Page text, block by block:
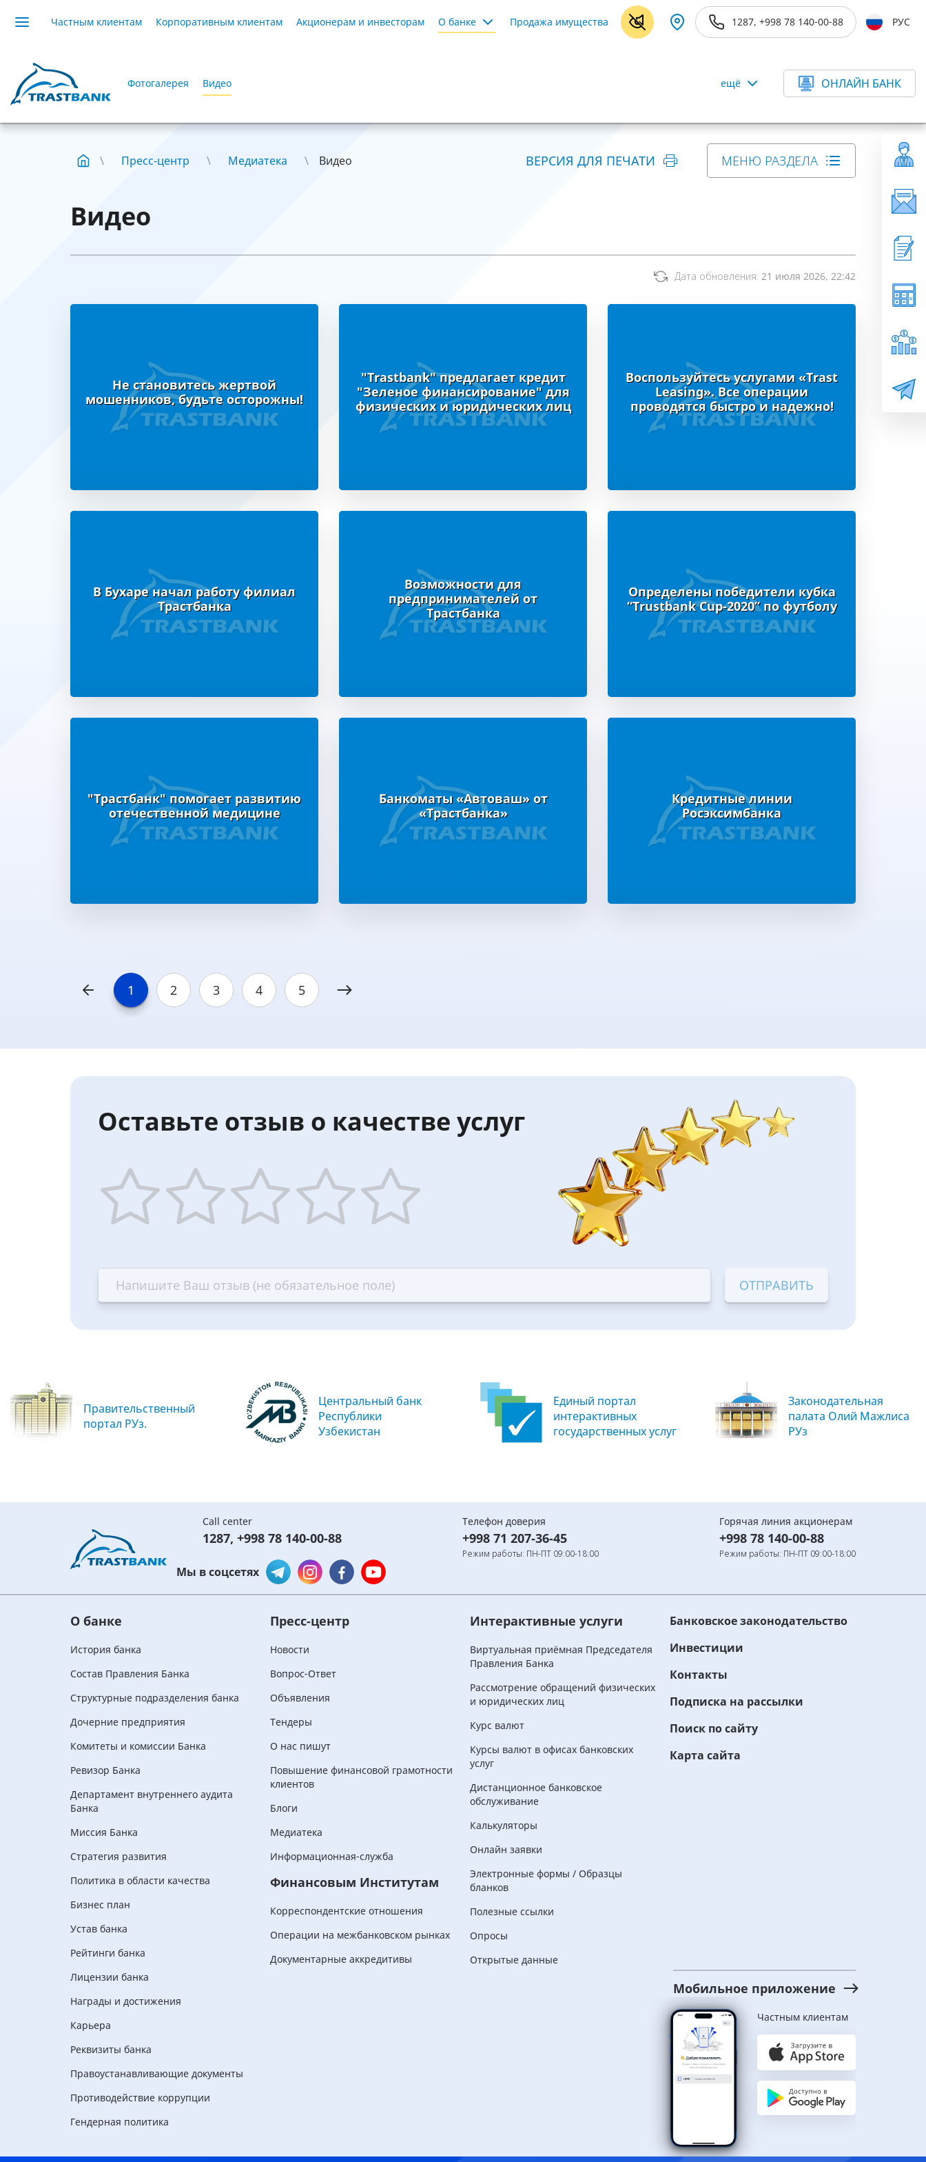
Частным клиентам Корпоративным клиентам Акционерам и инвесторам О банке Продажа имущества 1287, +998 78 140-00-88 РУС
Фотогалерея Видео ещё ОНЛАЙН БАНК
Пресс-центр Медиатека Видео ВЕРСИЯ ДЛЯ ПЕЧАТИ МЕНЮ РАЗДЕЛА
Видео
Дата обновления: 21 июля 2026, 22:42
Не становитесь жертвой
мошенников, будьте осторожны!
"Trastbank" предлагает кредит
"Зеленое финансирование" для
физических и юридических лиц
Воспользуйтесь услугами «Trast
Leasing». Все операции
проводятся быстро и надежно!
В Бухаре начал работу филиал
Трастбанка
Возможности для
предпринимателей от
Трастбанка
Определены победители кубка
“Trustbank Cup-2020” по футболу
"Трастбанк" помогает развитию
отечественной медицине
Банкоматы «Автоваш» от
«Трастбанка»
Кредитные линии
Росэксимбанка
1 2 3 4 5
Оставьте отзыв о качестве услуг
Terrible
Bad
OK
Good
Excellent
Правительственный
портал РУз.
Центральный банк
Республики
Узбекистан
Единый портал
интерактивных
государственных услуг
Законодательная
палата Олий Мажлиса
РУз
Call center
1287, +998 78 140-00-88
Телефон доверия
+998 71 207-36-45
Режим работы: ПН-ПТ 09:00-18:00
Горячая линия акционерам
+998 78 140-00-88
Режим работы: ПН-ПТ 09:00-18:00
Мы в соцсетях
О банке
История банка
Состав Правления Банка
Структурные подразделения банка
Дочерние предприятия
Комитеты и комиссии Банка
Ревизор Банка
Департамент внутреннего аудита
Банка
Миссия Банка
Стратегия развития
Политика в области качества
Бизнес план
Устав банка
Рейтинги банка
Лицензии банка
Награды и достижения
Карьера
Реквизиты банка
Правоустанавливающие документы
Противодействие коррупции
Гендерная политика
Пресс-центр
Новости
Вопрос-Ответ
Объявления
Тендеры
О нас пишут
Повышение финансовой грамотности
клиентов
Блоги
Медиатека
Информационная-служба
Финансовым Институтам
Корреспондентские отношения
Операции на межбанковском рынках
Документарные аккредитивы
Интерактивные услуги
Виртуальная приёмная Председателя
Правления Банка
Рассмотрение обращений физических
и юридических лиц
Курс валют
Курсы валют в офисах банковских
услуг
Дистанционное банковское
обслуживание
Калькуляторы
Онлайн заявки
Электронные формы / Образцы
бланков
Полезные ссылки
Опросы
Открытые данные
Банковское законодательство
Инвестиции
Контакты
Подписка на рассылки
Поиск по сайту
Карта сайта
Мобильное приложение
Частным клиентам